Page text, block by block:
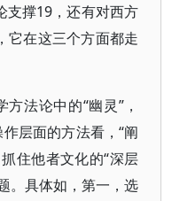
支撑19，还有对西方
它在这三个方面都走
法论中的“幽灵”，
层面的方法看，“阐
住他者文化的“深层
。具体如，第一，选